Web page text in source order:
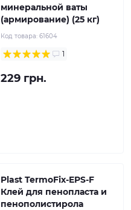
минеральной ваты
(армирование) (25 кг)
Код товара: 61604
1
229 грн.
Plast TermoFix-EPS-F
Клей для пенопласта и
пенополистирола